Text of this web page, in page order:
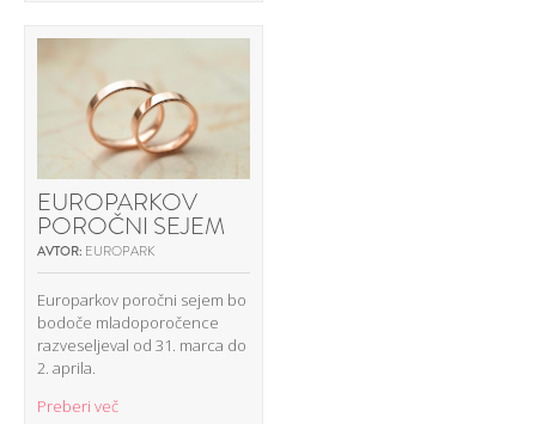
EUROPARKOV
POROČNI SEJEM
AVTOR: EUROPARK
Europarkov poročni sejem bo
bodoče mladoporočence
razveseljeval od 31. marca do
2. aprila.
Preberi več